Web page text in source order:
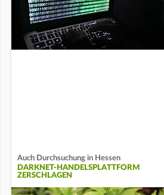
Auch Durchsuchung in Hessen
DARKNET-HANDELSPLATTFORM
ZERSCHLAGEN